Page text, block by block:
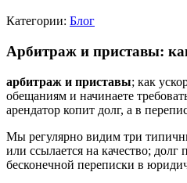
Категории: Блог
Арбитраж и приставы:
арбитраж и приставы; как
обещаниям и начинаете
арендатор копит долг, а в
Мы регулярно видим три
или ссылается на качество;
бесконечной переписки в